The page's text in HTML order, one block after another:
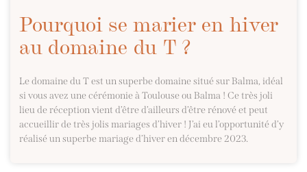
Pourquoi se marier en hiver
au domaine du T ?
Le domaine du T est un superbe domaine situé sur Balma, idéal
si vous avez une cérémonie à Toulouse ou Balma ! Ce très joli
lieu de réception vient d’être d’ailleurs d’être rénové et peut
accueillir de très jolis mariages d’hiver ! J’ai eu l’opportunité d’y
réalisé un superbe mariage d’hiver en décembre 2023.